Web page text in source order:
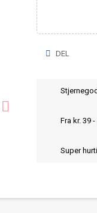

DEL
Fra kr. 39
Super